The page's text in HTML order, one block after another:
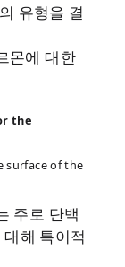
유형을 결
몬에 대한
the
surface of the
주로 단백
해 특이적